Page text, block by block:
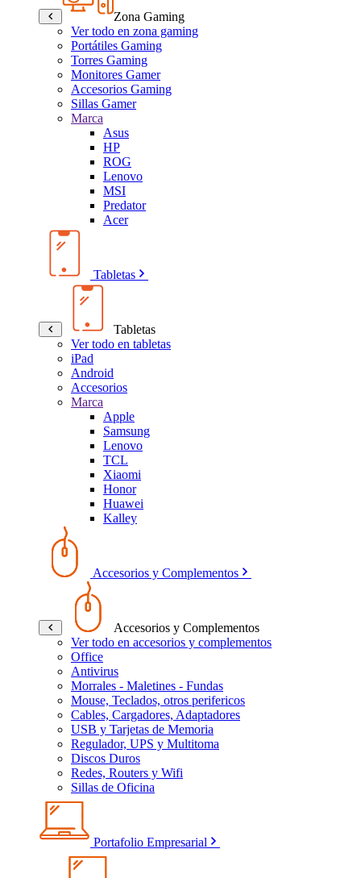
Zona Gaming
Ver todo en zona gaming
Portátiles Gaming
Torres Gaming
Monitores Gamer
Accesorios Gaming
Sillas Gamer
Marca
Asus
HP
ROG
Lenovo
MSI
Predator
Acer
Tabletas
Tabletas
Ver todo en tabletas
iPad
Android
Accesorios
Marca
Apple
Samsung
Lenovo
TCL
Xiaomi
Honor
Huawei
Kalley
Accesorios y Complementos
Accesorios y Complementos
Ver todo en accesorios y complementos
Office
Antivirus
Morrales - Maletines - Fundas
Mouse, Teclados, otros perifericos
Cables, Cargadores, Adaptadores
USB y Tarjetas de Memoria
Regulador, UPS y Multitoma
Discos Duros
Redes, Routers y Wifi
Sillas de Oficina
Portafolio Empresarial